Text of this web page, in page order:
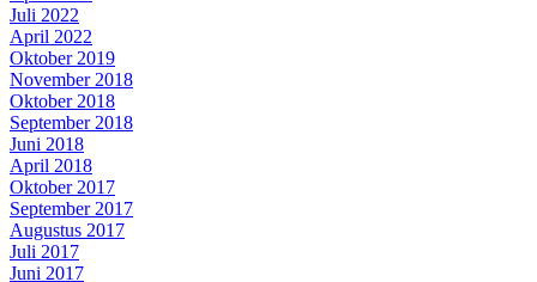
Juli 2022
April 2022
Oktober 2019
November 2018
Oktober 2018
September 2018
Juni 2018
April 2018
Oktober 2017
September 2017
Augustus 2017
Juli 2017
Juni 2017